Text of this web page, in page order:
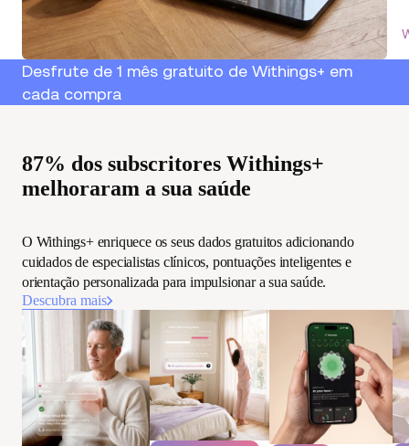
Desfrute de 1 mês gratuito de Withings+ em
cada compra
87% dos subscritores Withings+
melhoraram a sua saúde
O Withings+ enriquece os seus dados gratuitos adicionando
cuidados de especialistas clínicos, pontuações inteligentes e
orientação personalizada para impulsionar a sua saúde.
Descubra mais